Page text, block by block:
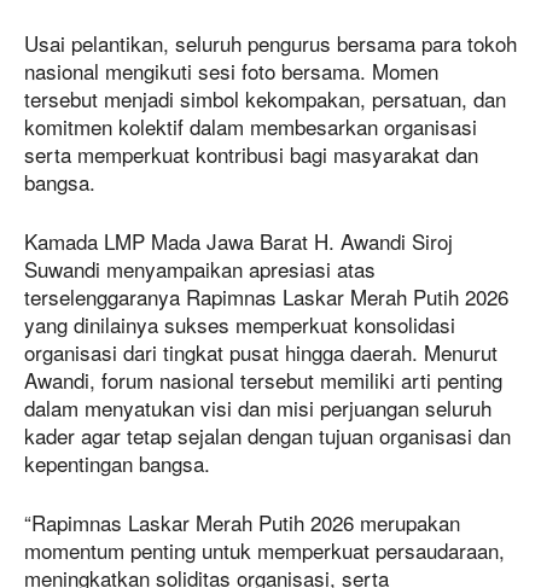
Usai pelantikan, seluruh pengurus bersama para tokoh
nasional mengikuti sesi foto bersama. Momen
tersebut menjadi simbol kekompakan, persatuan, dan
komitmen kolektif dalam membesarkan organisasi
serta memperkuat kontribusi bagi masyarakat dan
bangsa.
Kamada LMP Mada Jawa Barat H. Awandi Siroj
Suwandi menyampaikan apresiasi atas
terselenggaranya Rapimnas Laskar Merah Putih 2026
yang dinilainya sukses memperkuat konsolidasi
organisasi dari tingkat pusat hingga daerah. Menurut
Awandi, forum nasional tersebut memiliki arti penting
dalam menyatukan visi dan misi perjuangan seluruh
kader agar tetap sejalan dengan tujuan organisasi dan
kepentingan bangsa.
“Rapimnas Laskar Merah Putih 2026 merupakan
momentum penting untuk memperkuat persaudaraan,
meningkatkan soliditas organisasi, serta